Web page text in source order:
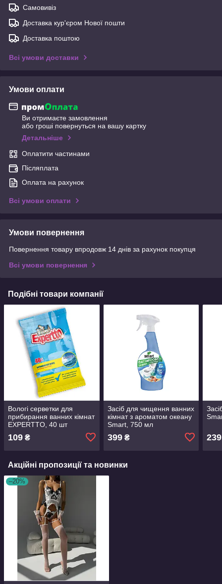
Самовивіз
Доставка кур'єром Нової пошти
Доставка поштою
Всі умови доставки
Умови оплати
Ви отримаєте замовлення
або гроші повернуться на вашу картку
Детальніше
Оплатити частинами
Післяплата
Оплата на рахунок
Всі умови оплати
Умови повернення
Повернення товару впродовж 14 днів за рахунок покупця
Всі умови повернення
Подібні товари компанії
Вологі серветки для
прибирання ванних кімнат
EXPERTTO, 40 шт
109 ₴
Засіб для чищення ванних
кімнат з ароматом океану
Smart, 750 мл
399₴ 239
Акційні пропозиції та новинки
–20%